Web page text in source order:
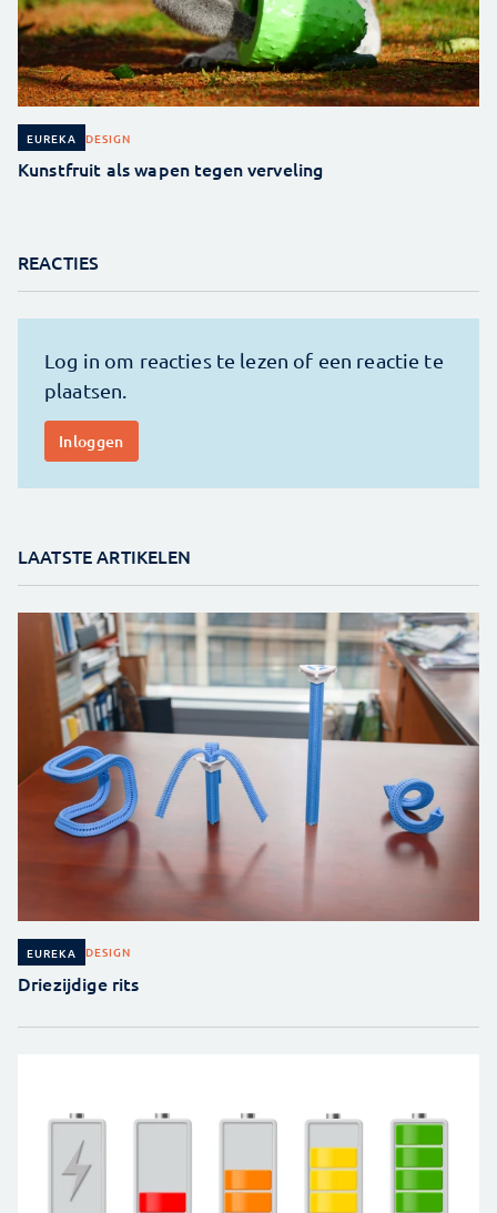
EUREKA DESIGN
Kunstfruit als wapen tegen verveling
REACTIES
LAATSTE ARTIKELEN
EUREKA DESIGN
Driezijdige rits